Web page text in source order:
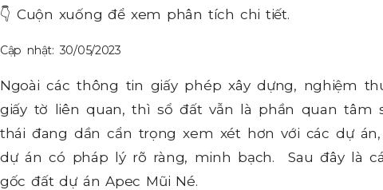
👇 Cuộn xuống để xem phân tích chi tiết.
Cập nhật: 30/05/2023
Ngoài các thông tin giấy phép xây dựng, nghiệm
giấy tờ liên quan, thì sổ đất vẫn là phần quan tâm
thái đang dần cẩn trọng xem xét hơn với các dự
dự án có pháp lý rõ ràng, minh bạch. Sau đây là
gốc đất dự án Apec Mũi Né.